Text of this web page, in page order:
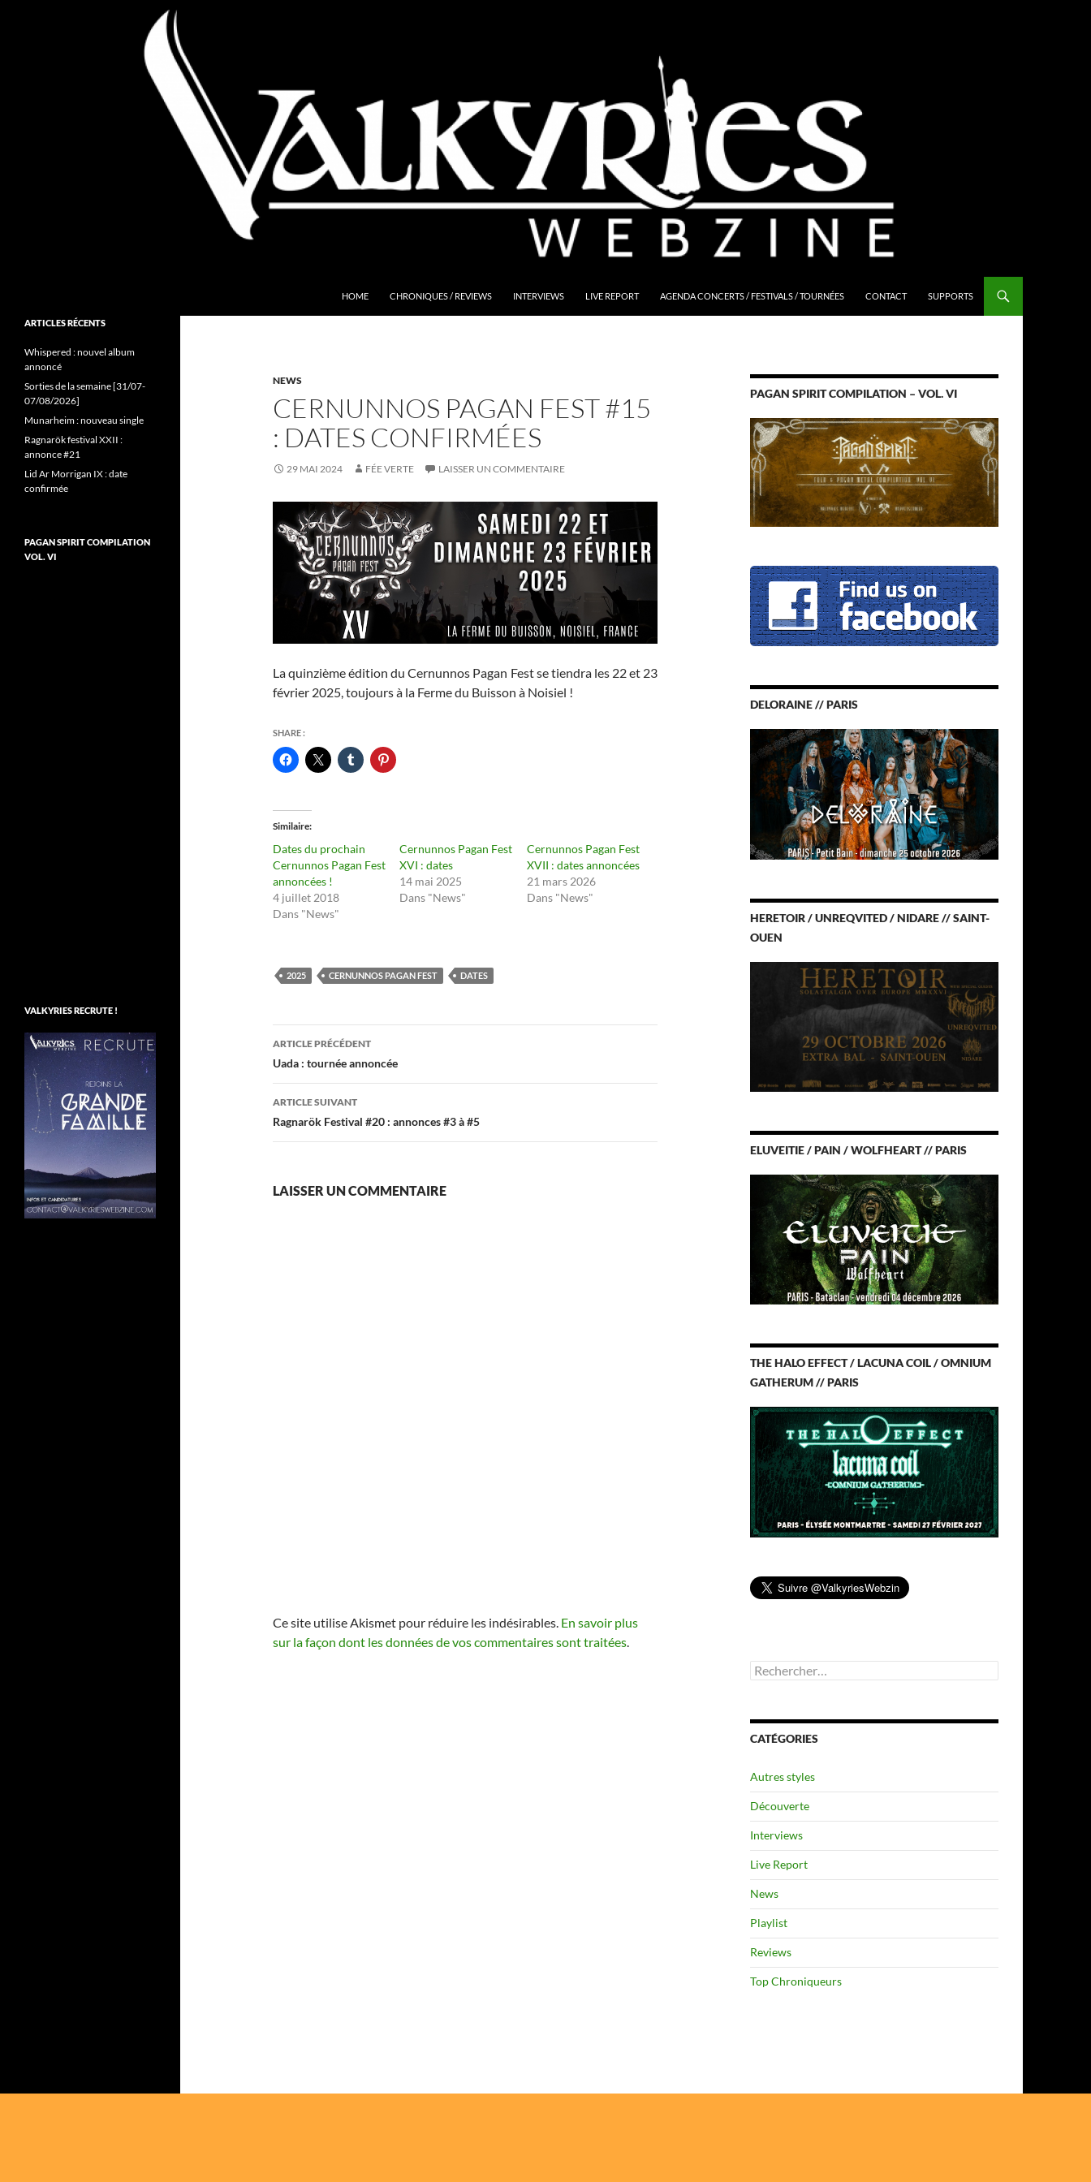
HOME CHRONIQUES / REVIEWS INTERVIEWS LIVE REPORT AGENDA CONCERTS / FESTIVALS / TOURNÉES CONTACT SUPPORTS
NEWS
CERNUNNOS PAGAN FEST #15
: DATES CONFIRMÉES
29 MAI 2024 FÉE VERTE LAISSER UN COMMENTAIRE
La quinzième édition du Cernunnos Pagan Fest se tiendra les 22 et 23
février 2025, toujours à la Ferme du Buisson à Noisiel !
SHARE :
Similaire
Dates du prochain
Cernunnos Pagan Fest
annoncées !
4 juillet 2018
Dans "News"
Cernunnos Pagan Fest
XVI : dates
14 mai 2025
Dans "News"
Cernunnos Pagan Fest
XVII : dates annoncées
21 mars 2026
Dans "News"
2025 CERNUNNOS PAGAN FEST DATES
Navigation
des
articles
ARTICLE PRÉCÉDENT
Uada : tournée annoncée
ARTICLE SUIVANT
Ragnarök Festival #20 : annonces #3 à #5
LAISSER UN COMMENTAIRE
Ce site utilise Akismet pour réduire les indésirables. En savoir plus
sur la façon dont les données de vos commentaires sont traitées.
PAGAN SPIRIT COMPILATION – VOL. VI
DELORAINE // PARIS
HERETOIR / UNREQVITED / NIDARE // SAINT-
OUEN
ELUVEITIE / PAIN / WOLFHEART // PARIS
THE HALO EFFECT / LACUNA COIL / OMNIUM
GATHERUM // PARIS
Rechercher :
CATÉGORIES
Autres styles
Découverte
Interviews
Live Report
News
Playlist
Reviews
Top Chroniqueurs
Folk Pagan Webzine
ARTICLES RÉCENTS
Whispered : nouvel album
annoncé
Sorties de la semaine [31/07-
07/08/2026]
Munarheim : nouveau single
Ragnarök festival XXII :
annonce #21
Lid Ar Morrigan IX : date
confirmée
PAGAN SPIRIT COMPILATION
VOL. VI
VALKYRIES RECRUTE !